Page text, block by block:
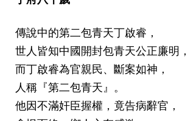
傳說中的第二包青天丁啟睿，
世人皆知中國開封包青天公正廉明，
而丁啟睿為官親民、斷案如神，
人稱『第二包青天』。
他因不滿奸臣握權，竟告病辭官，